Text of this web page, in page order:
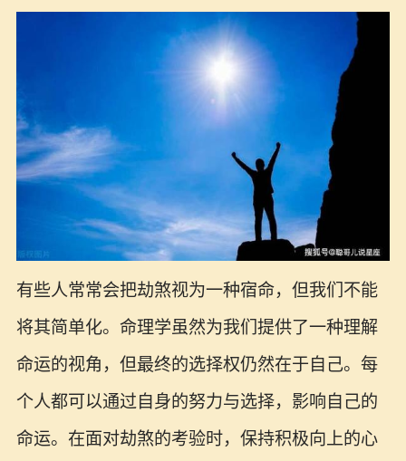
有些人常常会把劫煞视为一种宿命，但我们不能
将其简单化。命理学虽然为我们提供了一种理解
命运的视角，但最终的选择权仍然在于自己。每
个人都可以通过自身的努力与选择，影响自己的
命运。在面对劫煞的考验时，保持积极向上的心